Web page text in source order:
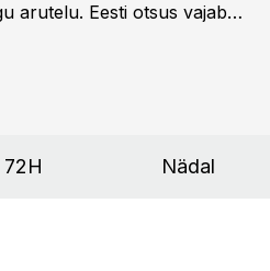
arutelu. Eesti otsus vajab
72H Nädal